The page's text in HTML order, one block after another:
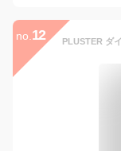
no. 12